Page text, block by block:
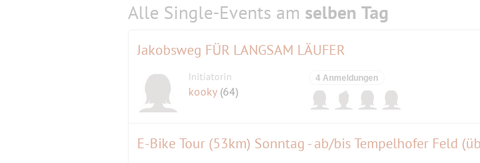
Alle Single-Events am selben Tag
Jakobsweg FÜR LANGSAM LÄUFER
Initiatorin
kooky (64)
4 Anmeldungen